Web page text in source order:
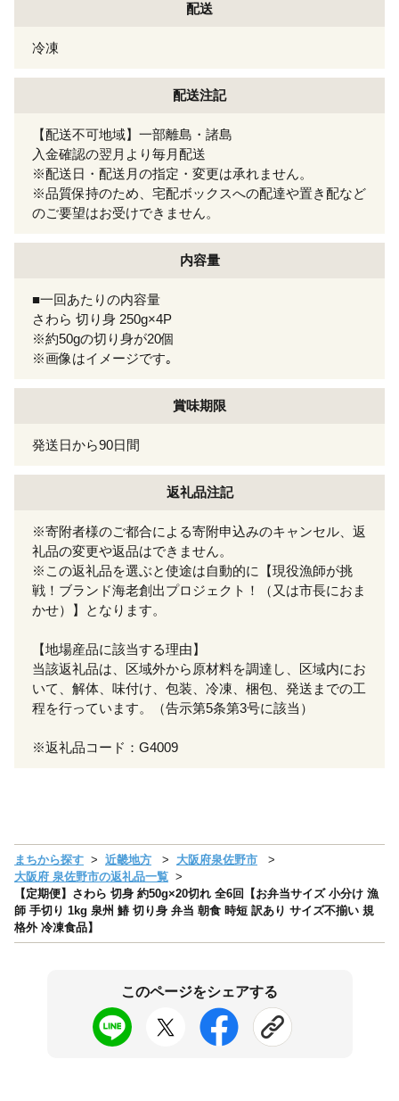
配送
冷凍
配送注記
【配送不可地域】一部離島・諸島
入金確認の翌月より毎月配送
※配送日・配送月の指定・変更は承れません。
※品質保持のため、宅配ボックスへの配達や置き配など
のご要望はお受けできません。
内容量
■一回あたりの内容量
さわら 切り身 250g×4P
※約50gの切り身が20個
※画像はイメージです｡
賞味期限
発送日から90日間
返礼品注記
※寄附者様のご都合による寄附申込みのキャンセル、返
礼品の変更や返品はできません。
※この返礼品を選ぶと使途は自動的に【現役漁師が挑
戦！ブランド海老創出プロジェクト！（又は市長におま
かせ）】となります。
【地場産品に該当する理由】
当該返礼品は、区域外から原材料を調達し、区域内にお
いて、解体、味付け、包装、冷凍、梱包、発送までの工
程を行っています。（告示第5条第3号に該当）
※返礼品コード：G4009
まちから探す 近畿地方
大阪府泉佐野市
大阪府 泉佐野市の返礼品一覧
【定期便】さわら 切身 約50g×20切れ 全6回【お弁当サイズ 小分け 漁
師 手切り 1kg 泉州 鰆 切り身 弁当 朝食 時短 訳あり サイズ不揃い 規
格外 冷凍食品】
このページをシェアする